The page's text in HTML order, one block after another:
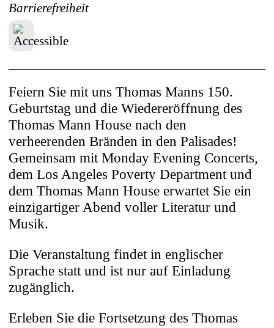
Barrierefreiheit
Feiern Sie mit uns Thomas Manns 150.
Geburtstag und die Wiedereröffnung des
Thomas Mann House nach den
verheerenden Bränden in den Palisades!
Gemeinsam mit Monday Evening Concerts,
dem Los Angeles Poverty Department und
dem Thomas Mann House erwartet Sie ein
einzigartiger Abend voller Literatur und
Musik.
Die Veranstaltung findet in englischer
Sprache statt und ist nur auf Einladung
zugänglich.
Erleben Sie die Fortsetzung des Thomas